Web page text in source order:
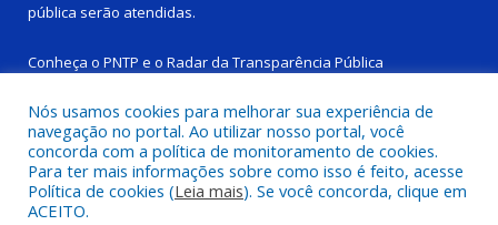
pública serão atendidas.
Conheça o PNTP e o Radar da Transparência Pública
Todos os direitos reservados a Câmara Municipal de Ponta de
Pedras.
Nós usamos cookies para melhorar sua experiência de
navegação no portal. Ao utilizar nosso portal, você
concorda com a política de monitoramento de cookies.
Para ter mais informações sobre como isso é feito, acesse
Política de cookies (Leia mais). Se você concorda, clique em
ACEITO.